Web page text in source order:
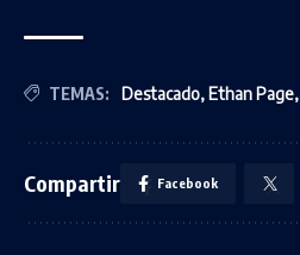
TEMAS: Destacado, Ethan Page,
Compartir Facebook